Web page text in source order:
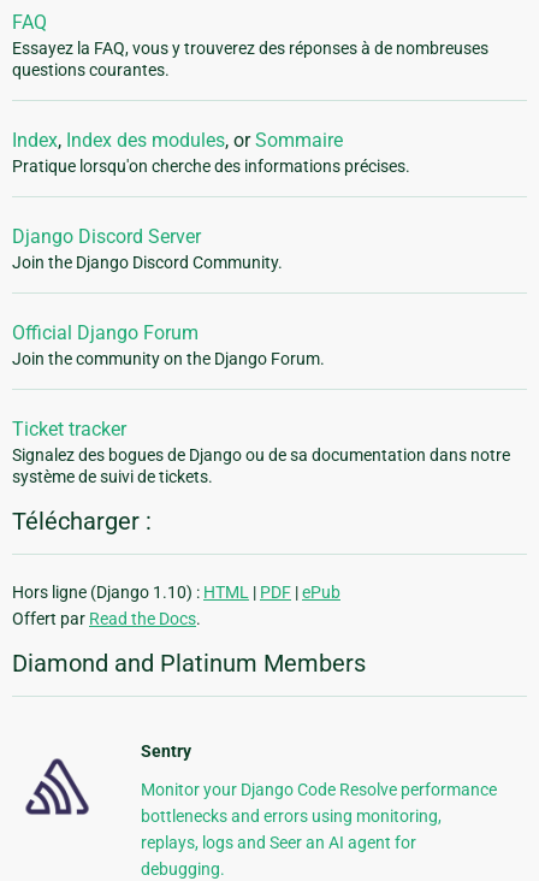
FAQ
Essayez la FAQ, vous y trouverez des réponses à de nombreuses
questions courantes.
Index, Index des modules, orSommaire
Pratique lorsqu'on cherche des informations précises.
Django Discord Server
Join the Django Discord Community.
Official Django Forum
Join the community on the Django Forum.
Ticket tracker
Signalez des bogues de Django ou de sa documentation dans notre
système de suivi de tickets.
Télécharger :
Hors ligne (Django 1.10) : HTML | PDF |ePub
Offert par Read the Docs.
Diamond and Platinum Members
Sentry
Monitor your Django Code Resolve performance
bottlenecks and errors using monitoring,
replays, logs and Seer an AI agent for
debugging.